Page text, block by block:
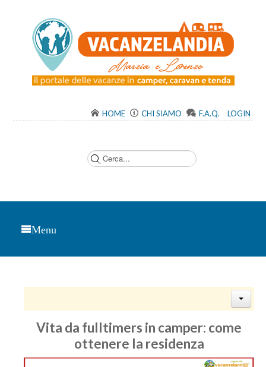
HOME CHI SIAMO F.A.Q. LOGIN
Menu
Vita da fulltimers in camper: come
ottenere la residenza